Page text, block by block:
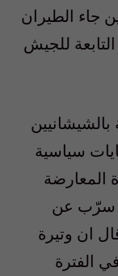
جاء الطيران
للجيش
سياسية
المعارضة
سرّب عن
ان وتيرة
الفترة